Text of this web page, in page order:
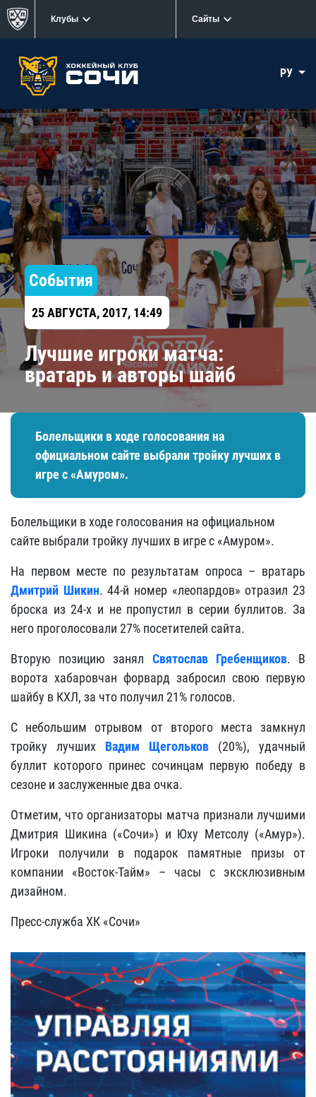
Клубы Сайты
РУ
События
25 АВГУСТА, 2017, 14:49
Лучшие игроки матча:
вратарь и авторы шайб
Болельщики в ходе голосования на
официальном сайте выбрали тройку лучших в
игре с «Амуром».
Болельщики в ходе голосования на официальном
сайте выбрали тройку лучших в игре с «Амуром».
На первом месте по результатам опроса – вратарь
Дмитрий Шикин. 44-й номер «леопардов» отразил 23
броска из 24-х и не пропустил в серии буллитов. За
него проголосовали 27% посетителей сайта.
Вторую позицию занял Святослав Гребенщиков. В
ворота хабаровчан форвард забросил свою первую
шайбу в КХЛ, за что получил 21% голосов.
С небольшим отрывом от второго места замкнул
тройку лучших Вадим Щегольков (20%), удачный
буллит которого принес сочинцам первую победу в
сезоне и заслуженные два очка.
Отметим, что организаторы матча признали лучшими
Дмитрия Шикина («Сочи») и Юху Метсолу («Амур»).
Игроки получили в подарок памятные призы от
компании «Восток-Тайм» – часы с эксклюзивным
дизайном.
Пресс-служба ХК «Сочи»